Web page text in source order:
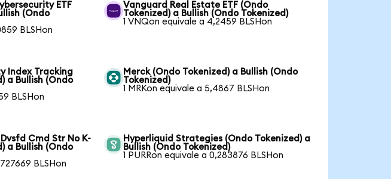
ETF
(Ondo
BLSHon
Vanguard Real Estate ETF (Ondo
Tokenized) a Bullish (Ondo Tokenized)
1 VNQon equivale a 4,2459 BLSHon
Index Tracking
a Bullish (Ondo
BLSHon
Merck (Ondo Tokenized) a Bullish (Ondo
Tokenized)
1 MRKon equivale a 5,4867 BLSHon
Cmd Str No K-
a Bullish (Ondo
BLSHon
Hyperliquid Strategies (Ondo Tokenized) a
Bullish (Ondo Tokenized)
1 PURRon equivale a 0,283876 BLSHon